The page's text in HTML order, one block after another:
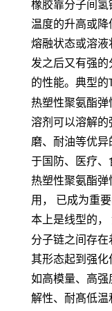
橡胶靠分子间氢
温度的升高或降
熔融状态或溶液
发之后又有强的
的性能。典型的
热塑性聚氨酯弹
溶剂可以溶解的
磨、耐油等优异
于国防、医疗、
热塑性聚氨酯弹
用，
已成为重
本上是线型的，
分子链之间存在
其形态起到强化
如高模量、高强
解性、耐髙低温